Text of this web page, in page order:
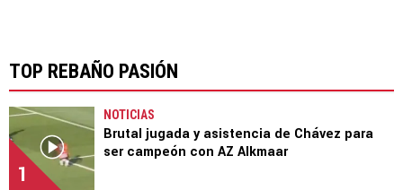
TOP REBAÑO PASIÓN
1
NOTICIAS
Brutal jugada y asistencia de Chávez para
ser campeón con AZ Alkmaar